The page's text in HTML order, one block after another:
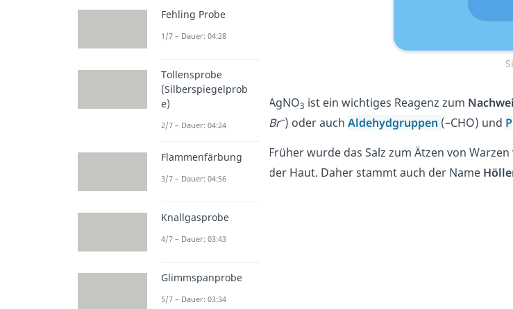
AgNO3 ist ein wichtiges Reagenz zum
Br–) oder auch Aldehydgruppen (–CHO) und
Früher wurde das Salz zum Ätzen von
der Haut. Daher stammt auch der Name
Fehling Probe
1/7 – Dauer: 04:28
Tollensprobe
(Silberspiegelprob
e)
2/7 – Dauer: 04:24
Flammenfärbung
3/7 – Dauer: 04:56
Knallgasprobe
4/7 – Dauer: 03:43
Glimmspanprobe
5/7 – Dauer: 03:34